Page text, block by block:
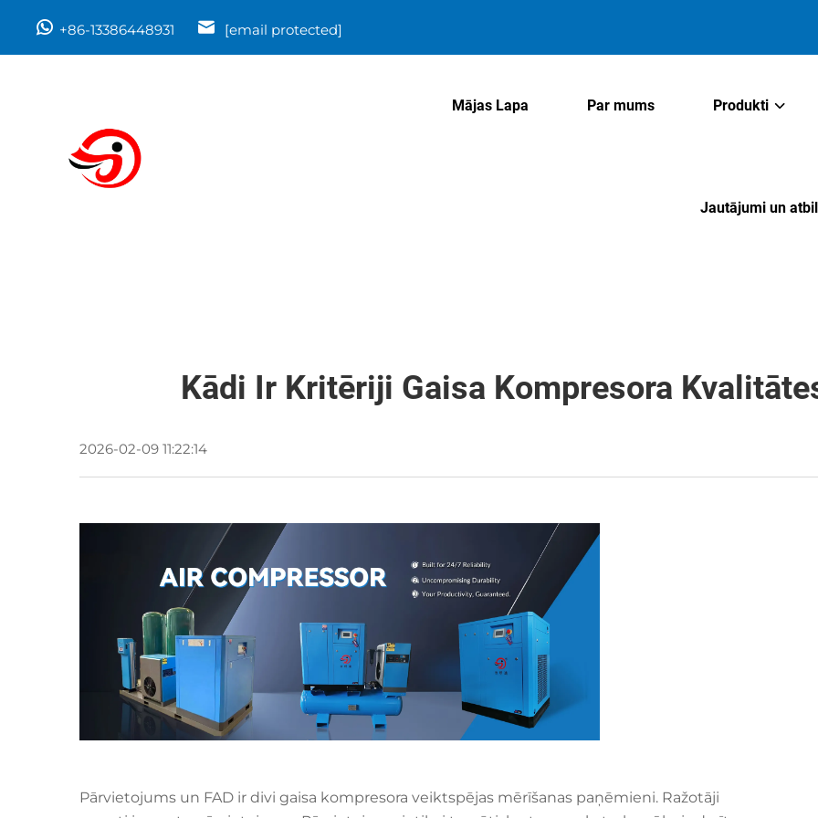
+86-13386448931 [email protected]
Mājas Lapa Par mums Produkti
Jautājumi un
Kādi Ir Kritēriji Gaisa Kompresora
2026-02-09 11:22:14
Pārvietojums un FAD ir divi gaisa kompresora veiktspējas mērīšanas paņēmieni. Ražotāji